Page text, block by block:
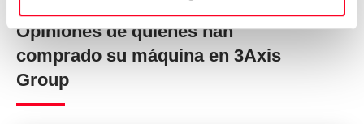
Opiniones de quienes han
comprado su máquina en 3Axis
Group